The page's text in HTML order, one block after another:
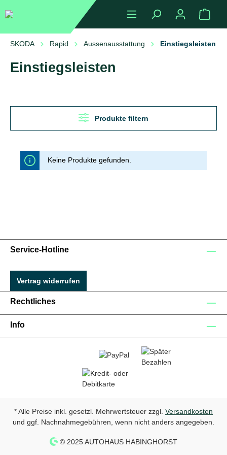
springen
SKODA Rapid Aussenausstattung Einstiegsleisten
Einstiegsleisten
Produkte filtern
Keine Produkte gefunden.
Service-Hotline
Vertrag widerrufen
Rechtliches
Info
* Alle Preise inkl. gesetzl. Mehrwertsteuer zzgl. Versandkosten
und ggf. Nachnahmegebühren, wenn nicht anders angegeben.
© 2025 AUTOHAUS HABINGHORST